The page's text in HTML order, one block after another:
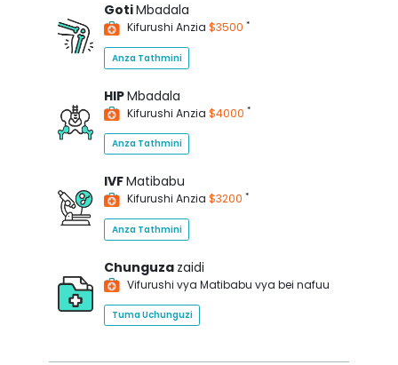
GotiMbadala
Kifurushi Anzia $3500 *
Anza Tathmini
HIPMbadala
Kifurushi Anzia $4000 *
Anza Tathmini
IVFMatibabu
Kifurushi Anzia $3200 *
Anza Tathmini
Chunguza zaidi
Vifurushi vya Matibabu vya bei nafuu
Tuma Uchunguzi